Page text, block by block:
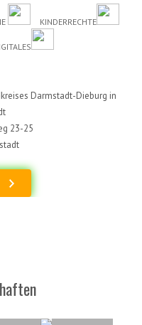
KINDERRECHTE
Darmstadt-Dieburg in
23-25